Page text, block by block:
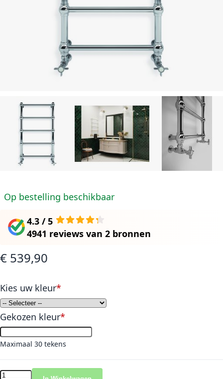
Op bestelling beschikbaar
4.3 / 5
4941 reviews van 2 bronnen
€ 539,90
Kies uw kleur
Gekozen kleur
Maximaal 30 tekens